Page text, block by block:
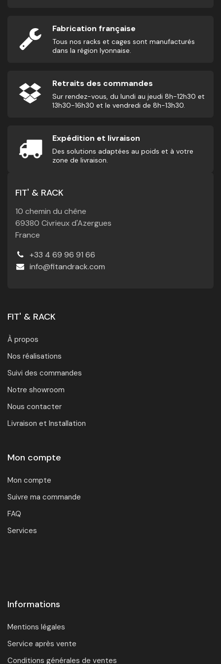
Fabrication française
Tous nos racks et cages sont manufacturés
dans la région lyonnaise.
Retraits des commandes
Sur rendez-vous, du lundi au jeudi 8h-12h30 et
13h30-16h30 et le vendredi de 8h-13h30.
Expédition et livraison
Des solutions adaptées au poids et à votre
zone de livraison.
FIT' & RACK
10 chemin du chêne
69380 Civrieux d'Azergues
France
+33 4 69 96 91 66
info@fitandrack.com
FIT' & RACK
À propos
Nos réalisations
Suivi des commandes
Notre showroom
Nous contacter
Livraison et Installation
Mon compte
Mon compte
Suivre ma commande
FAQ
Services
Informations
Mentions légales
Service après vente
Conditions générales de ventes